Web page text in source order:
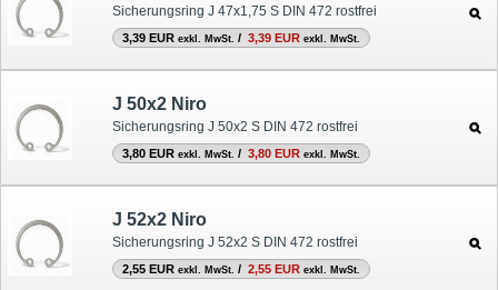
Sicherungsring J 47x1,75 S DIN 472 rostfrei
3,39 EUR exkl. MwSt. / 3,39 EUR exkl. MwSt.
J 50x2 Niro
Sicherungsring J 50x2 S DIN 472 rostfrei
3,80 EUR exkl. MwSt. / 3,80 EUR exkl. MwSt.
J 52x2 Niro
Sicherungsring J 52x2 S DIN 472 rostfrei
2,55 EUR exkl. MwSt. / 2,55 EUR exkl. MwSt.